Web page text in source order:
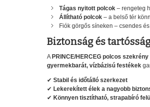
Tágas nyitott polcok– rengeteg
Állítható polcok– a belső tér
Fiók görgős síneken – csendes
Biztonság és
A PRINCE/HERCEG polcos szekrény
gyermekbarát, vízbázisú festékek
✔ Stabil és időtálló szerkezet
✔ Lekerekített élek a nagyobb
✔ Könnyen tisztítható, strapabíró